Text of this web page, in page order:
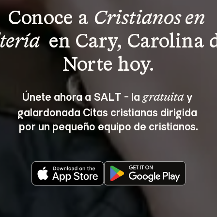
Conoce a Cristianos en
en Cary, Carolina
Norte hoy.
Únete ahora a SALT - la gratuita y
galardonada Citas cristianas dirigida
por un pequeño equipo de cristianos.